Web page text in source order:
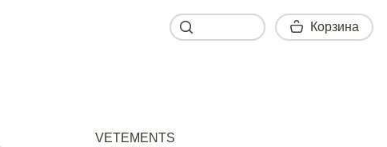
VETEMENTS
Корзина
Корзина